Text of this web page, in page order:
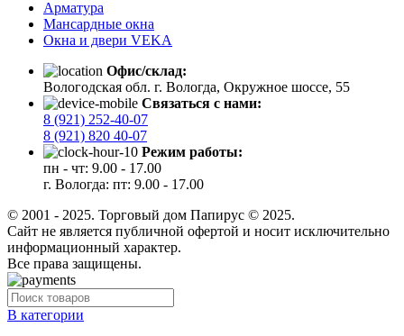
Арматура
Мансардные окна
Окна и двери VEKA
Офис/склад:
Вологодская обл. г. Вологда, Окружное шоссе, 55
Связаться с нами:
8 (921) 252-40-07
8 (921) 820 40-07
Режим работы:
пн - чт: 9.00 - 17.00
г. Вологда: пт: 9.00 - 17.00
© 2001 - 2025. Торговый дом Папирус © 2025.
Cайт не является публичной офертой и носит исключительно
информационный характер.
Все права защищены.
В категории